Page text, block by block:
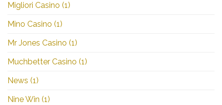
Migliori Casino (1)
Mino Casino (1)
Mr Jones Casino (1)
Muchbetter Casino (1)
News (1)
Nine Win (1)